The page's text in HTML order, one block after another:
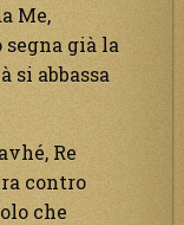
Me,
già la
si abbassa
Re
contro
che